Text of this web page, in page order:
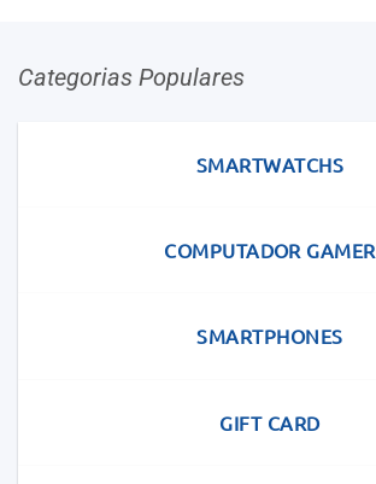
Categorias Populares
SMARTWATCHS
COMPUTADOR GAMER
SMARTPHONES
GIFT CARD